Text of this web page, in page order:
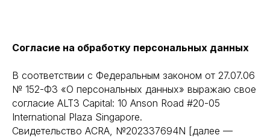
Согласие на обработку персональных данных
В соответствии с Федеральным законом от 27.07.06
№ 152-ФЗ «О персональных данных» выражаю свое
согласие ALT3 Capital: 10 Anson Road #20-05
International Plaza Singapore.
Свидетельство ACRA, №202337694N [далее —